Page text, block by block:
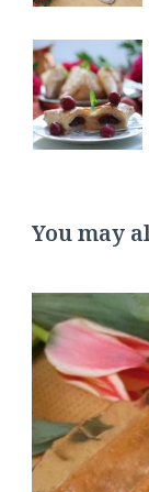
You may